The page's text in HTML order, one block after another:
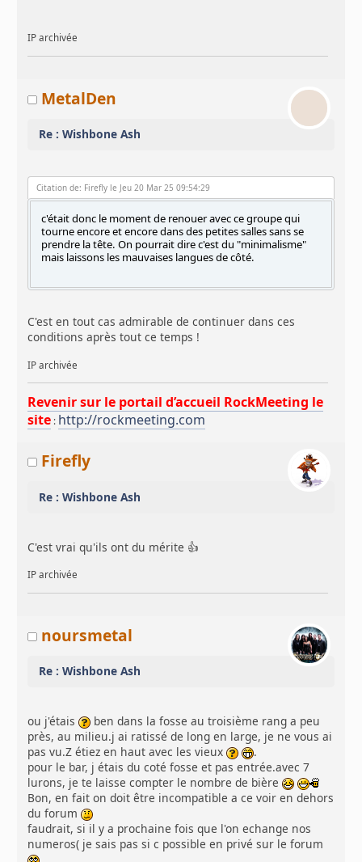
IP archivée
MetalDen
Re : Wishbone Ash
Citation de: Firefly le Jeu 20 Mar 25 09:54:29
c'était donc le moment de renouer avec ce groupe qui
tourne encore et encore dans des petites salles sans se
prendre la tête. On pourrait dire c'est du "minimalisme"
mais laissons les mauvaises langues de côté.
C'est en tout cas admirable de continuer dans ces
conditions après tout ce temps !
IP archivée
Revenir sur le portail d’accueil RockMeeting le
site : http://rockmeeting.com
Firefly
Re : Wishbone Ash
C'est vrai qu'ils ont du mérite 👍
IP archivée
noursmetal
Re : Wishbone Ash
ou j'étais
ben dans la fosse au troisième rang a peu
près, au milieu.j ai ratissé de long en large, je ne vous ai
pas vu.Z étiez en haut avec les vieux
.
pour le bar, j étais du coté fosse et pas entrée.avec 7
lurons, je te laisse compter le nombre de bière
Bon, en fait on doit être incompatible a ce voir en dehors
du forum
faudrait, si il y a prochaine fois que l'on echange nos
numeros( je sais pas si c possible en privé sur le forum